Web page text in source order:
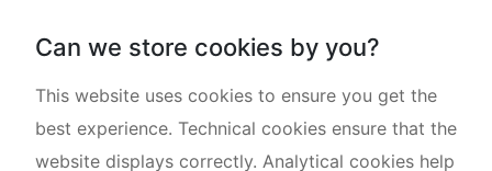
Can we store cookies by you?
This website uses cookies to ensure you get the
best experience. Technical cookies ensure that the
website displays correctly. Analytical cookies help